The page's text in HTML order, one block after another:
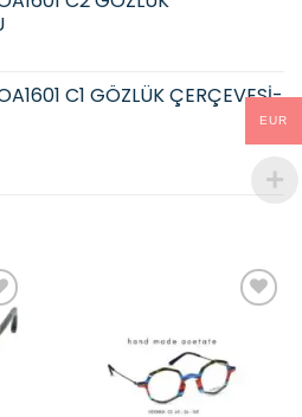
C1 GÖZLÜK ÇERÇEVESİ-
Add to
wishlist
EUR